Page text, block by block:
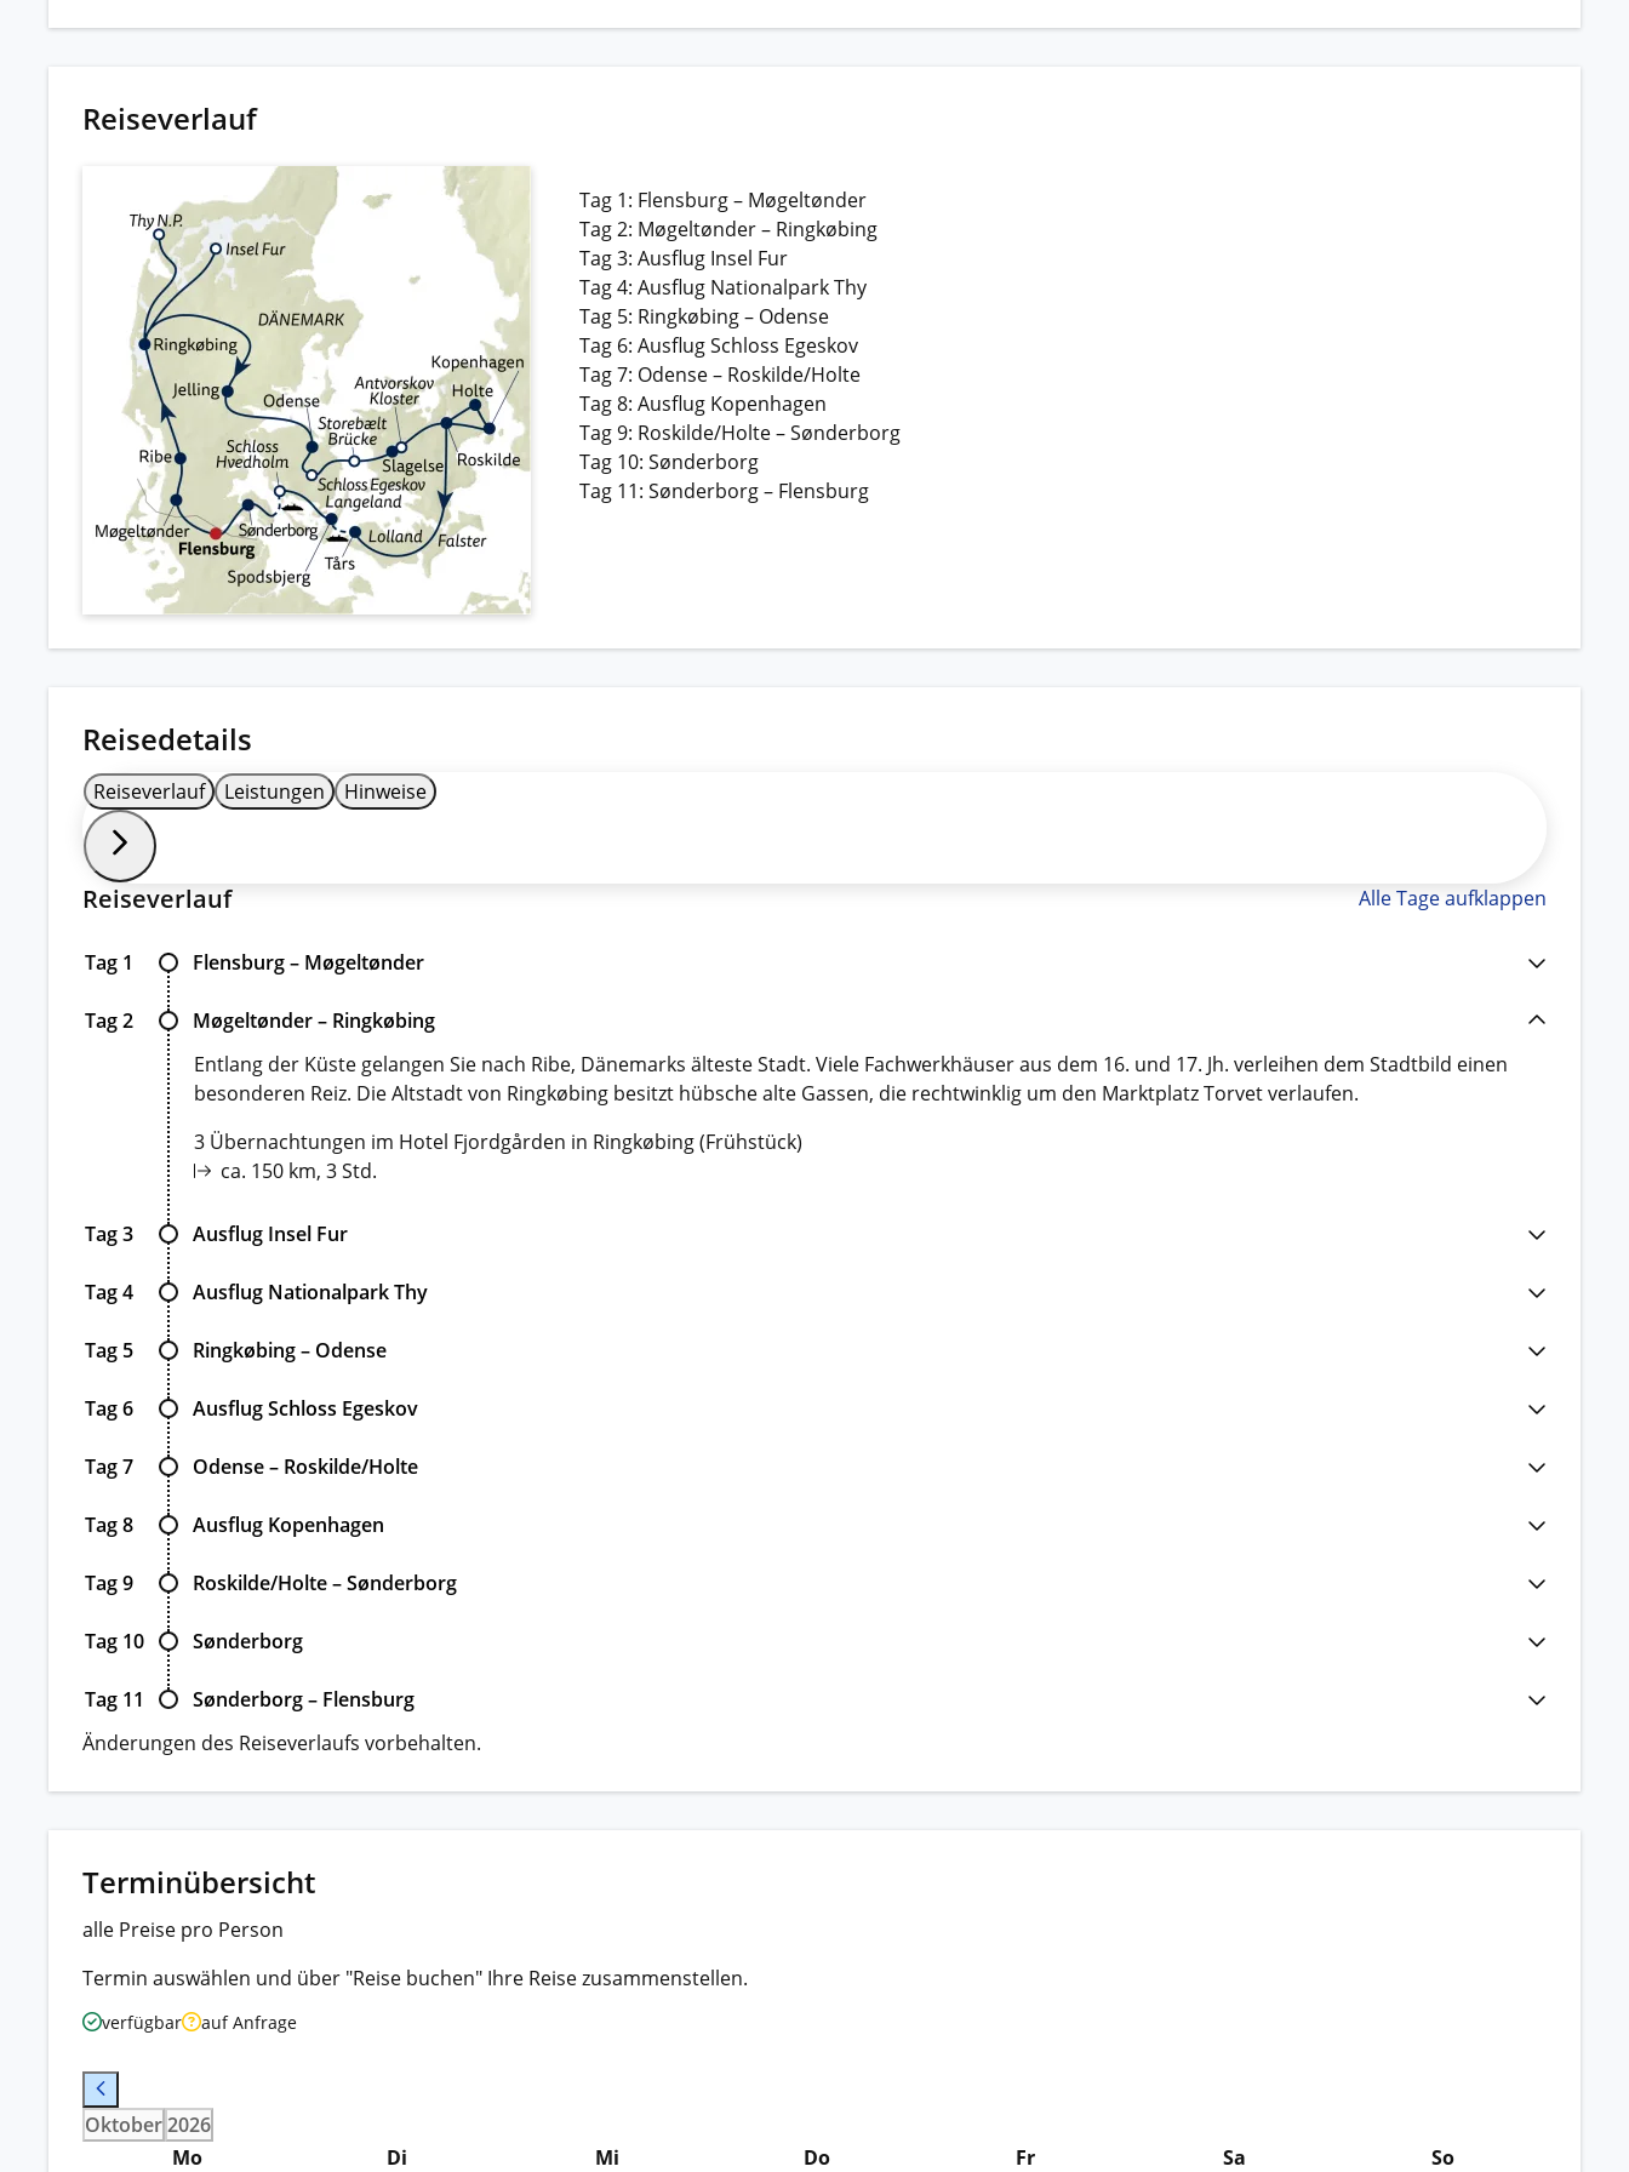
Reiseverlauf
Tag 1: Flensburg – Møgeltønder
Tag 2: Møgeltønder – Ringkøbing
Tag 3: Ausflug Insel Fur
Tag 4: Ausflug Nationalpark Thy
Tag 5: Ringkøbing – Odense
Tag 6: Ausflug Schloss Egeskov
Tag 7: Odense – Roskilde/Holte
Tag 8: Ausflug Kopenhagen
Tag 9: Roskilde/Holte – Sønderborg
Tag 10: Sønderborg
Tag 11: Sønderborg – Flensburg
Reisedetails
Reiseverlauf Leistungen Hinweise
Reiseverlauf Alle Tage aufklappen
Tag 1 Flensburg – Møgeltønder
Tag 2
Møgeltønder – Ringkøbing
Entlang der Küste gelangen Sie nach Ribe, Dänemarks älteste Stadt. Viele Fachwerkhäuser aus dem 16. und 17. Jh. verleihen dem Stadtbild einen
besonderen Reiz. Die Altstadt von Ringkøbing besitzt hübsche alte Gassen, die rechtwinklig um den Marktplatz Torvet verlaufen.
3 Übernachtungen im Hotel Fjordgården in Ringkøbing (Frühstück)
ca. 150 km, 3 Std.
Tag 3 Ausflug Insel Fur
Tag 4 Ausflug Nationalpark Thy
Tag 5 Ringkøbing – Odense
Tag 6 Ausflug Schloss Egeskov
Tag 7 Odense – Roskilde/Holte
Tag 8 Ausflug Kopenhagen
Tag 9 Roskilde/Holte – Sønderborg
Tag 10 Sønderborg
Tag 11
Sønderborg – Flensburg
Änderungen des Reiseverlaufs vorbehalten.
Terminübersicht
alle Preise pro Person
Termin auswählen und über "Reise buchen" Ihre Reise zusammenstellen.
verfügbar auf Anfrage
Oktober2026
Mo
Di Mi Do Fr Sa So